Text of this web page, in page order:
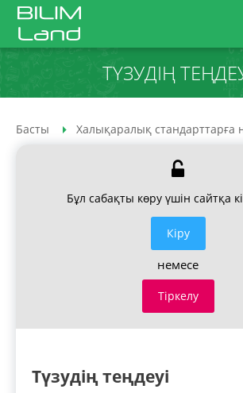
ТҮЗУДІҢ
Басты Халықаралық стандарттарға
Бұл сабақты көру үшін сайтқа
Кiру
немесе
Тіркелу
Түзудің теңдеуі